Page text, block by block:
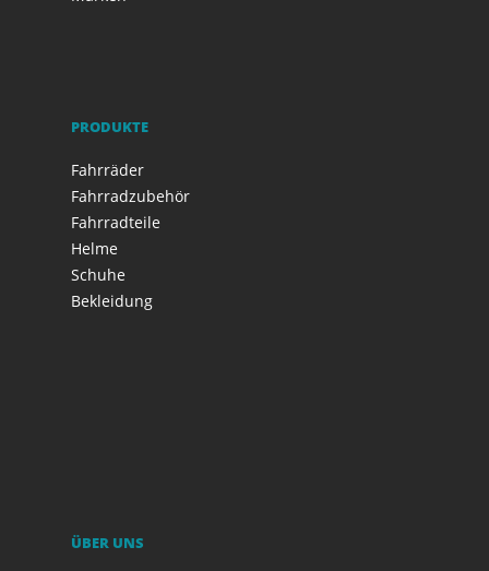
PRODUKTE
Fahrräder
Fahrradzubehör
Fahrradteile
Helme
Schuhe
Bekleidung
ÜBER UNS